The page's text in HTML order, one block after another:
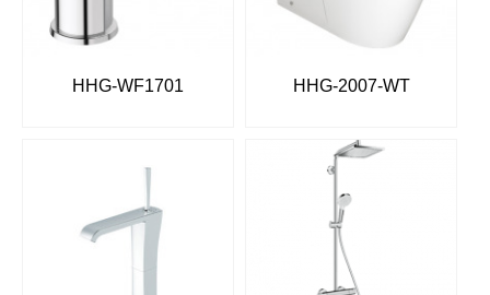
HHG-WF1701 HHG-2007-WT